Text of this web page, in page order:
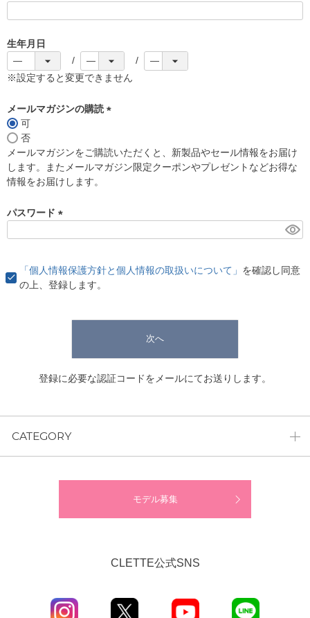
)
生年月日
※設定すると変更できません
メールマガジンの購読
須
)
可
否
メールマガジンをご購読いただくと、新製品やセール情報をお届け
します。またメールマガジン限定クーポンやプレゼントなどお得な
情報をお届けします。
パスワード
)
「個人情報保護方針と個人情報の取扱いについて」 を確認し同意
の上、登録します。
次へ
登録に必要な認証コードをメールにてお送りします。
CATEGORY
モデル募集
CLETTE公式SNS